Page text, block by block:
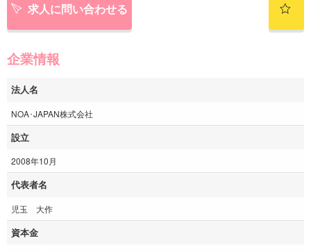
求人に問い合わせる
企業情報
法人名
NOA･JAPAN株式会社
設立
2008年10月
代表者名
児玉 大作
資本金